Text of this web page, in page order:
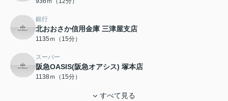
銀行
北おおさか信用金庫 三津屋支店
1135ｍ（15分）
スーパー
阪急OASIS(阪急オアシス) 塚本店
1138ｍ（15分）
すべて見る